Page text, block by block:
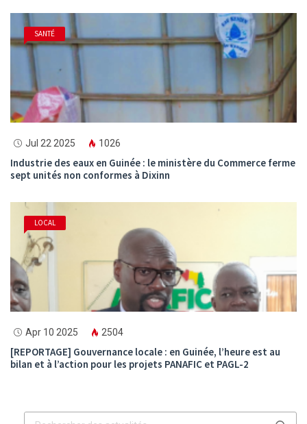
SANTÉ
Jul 22 2025 1026
Industrie des eaux en Guinée : le ministère du Commerce ferme
sept unités non conformes à Dixinn
LOCAL
Apr 10 2025 2504
[REPORTAGE] Gouvernance locale : en Guinée, l’heure est au
bilan et à l’action pour les projets PANAFIC et PAGL-2